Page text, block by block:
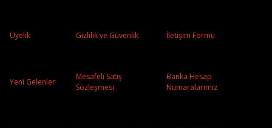
Üyelik Gizlilik ve Güvenlik İletişim Formu
Yeni Gelenler
Mesafeli Satış
Sözleşmesi
Banka Hesap
Numaralarımız